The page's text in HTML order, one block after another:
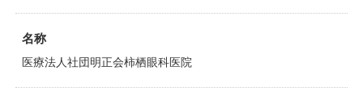
名称
医療法人社団明正会柿栖眼科医院